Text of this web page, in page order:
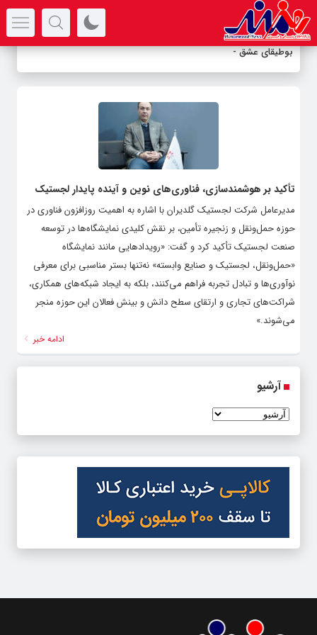
بوطیقای عشق د_
تأکید بر هوشمندسازی، فناوری‌های نوین و آینده پایدار لجستیک
مدیرعامل شرکت لجستیک گلدیران با اشاره به اهمیت روزافزون فناوری در
حوزه حمل‌ونقل و زنجیره تأمین، بر نقش کلیدی نمایشگاه‌ها در توسعه
صنعت لجستیک تأکید کرد و گفت: «رویدادهایی مانند نمایشگاه
«حمل‌ونقل، لجستیک و صنایع وابسته» نه‌تنها بستر مناسبی برای معرفی
نوآوری‌ها و تبادل تجربه فراهم می‌کنند، بلکه به ایجاد شبکه‌های همکاری،
شراکت‌های تجاری و ارتقای سطح دانش و بینش فعالان این حوزه منجر
می‌شوند.»
ادامه خبر
آرشیو